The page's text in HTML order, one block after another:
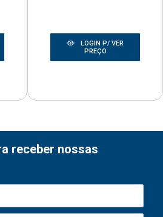
LOGIN P/ VER
PREÇO
receber nossas